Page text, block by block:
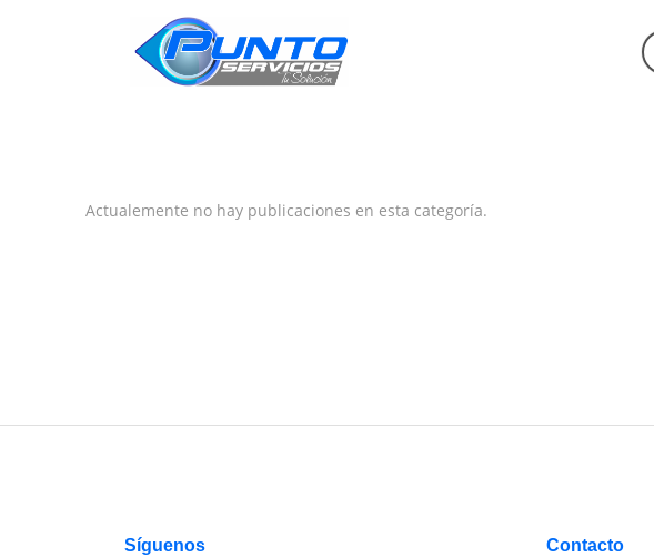
Actualemente no hay publicaciones en esta categoría.
Síguenos Contacto